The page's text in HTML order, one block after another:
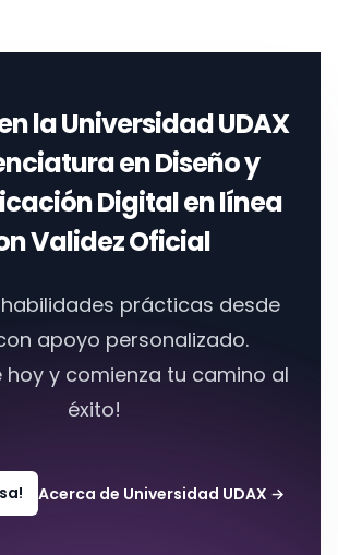
laUniversidad UDAX
en Diseño y
Digital en línea
Validez Oficial
prácticas desde
apoyo personalizado.
hoy y comienza tu camino al
éxito!
Acerca de Universidad UDAX →